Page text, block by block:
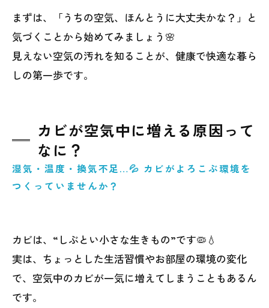
まずは、「うちの空気、ほんとうに大丈夫かな？」と
気づくことから始めてみましょう🌸
見えない空気の汚れを知ることが、健康で快適な暮ら
しの第一歩です。
カビが空気中に増える原因って
なに？
湿気・温度・換気不足…💦 カビがよろこぶ環境を
つくっていませんか？
カビは、“しぶとい小さな生きもの”です🦠💧
実は、ちょっとした生活習慣やお部屋の環境の変化
で、空気中のカビが一気に増えてしまうこともあるん
です。